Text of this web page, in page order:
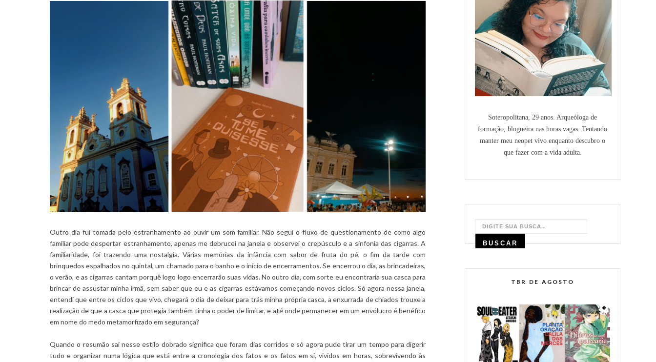
Outro dia fui tomada pelo estranhamento ao ouvir um som familiar. Não segui o fluxo de questionamento de como algo
familiar pode despertar estranhamento, apenas me debrucei na janela e observei o crepúsculo e a sinfonia das cigarras. A
familiaridade, foi trazendo uma nostalgia. Várias memórias da infância com sabor de fruta do pé, o fim da tarde com
brinquedos espalhados no quintal, um chamado para o banho e o início de encerramentos. Se encerrou o dia, as brincadeiras,
o verão, e as cigarras cantam porquê logo logo encerrarão suas vidas. No outro dia, com sorte eu encontraria sua casca para
brincar de assustar minha irmã, sem saber que eu e as cigarras estávamos começando novos ciclos. Só agora nessa janela,
entendi que entre os ciclos que vivo, chegará o dia de deixar para trás minha própria casca, a enxurrada de chiados trouxe a
realização de que a casca que protegia também tinha o poder de limitar, e até onde permanecer em um envólucro é benéfico
em nome do medo metamorfizado em segurança?
Quando o resumão sai nesse estilo dobrado significa que foram dias corridos e só agora pude tirar um tempo para digerir
tudo e organizar numa lógica que está entre a cronologia dos fatos e os fatos em si, vividos em horas, sobrevivendo às
Soteropolitana, 29 anos. Arqueóloga de
formação, blogueira nas horas vagas. Tentando
manter meu neopet vivo enquanto descubro o
que fazer com a vida adulta.
TBR DE AGOSTO